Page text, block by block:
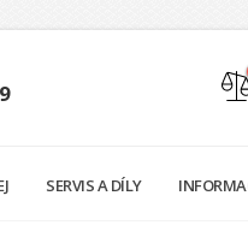
SERVIS A DÍLY